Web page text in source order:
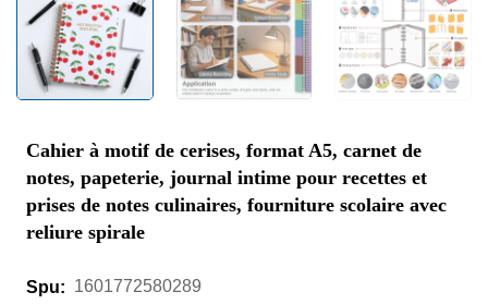
Cahier à motif de cerises, format A5, carnet de
notes, papeterie, journal intime pour recettes et
prises de notes culinaires, fourniture scolaire avec
reliure spirale
Spu: 1601772580289